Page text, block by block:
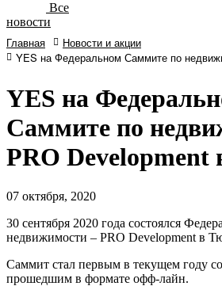
Все
новости
Главная
Новости и акции
YES на Федеральном Саммите по
YES на
Саммите по
PRO
07 октября, 2020
30 сентября 2020 года состоялся
недвижимости – PRO Development в
Саммит стал первым в текущем году
прошедшим в формате офф-лайн.